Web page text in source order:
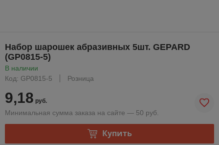
Набор шарошек абразивных 5шт. GEPARD
(GP0815-5)
В наличии
Код: GP0815-5
Розница
9,18 руб.
Минимальная сумма заказа на сайте — 50 руб.
Купить